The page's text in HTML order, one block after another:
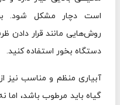
است دچار مشکل شود.
روش‌هایی مانند قرار دادن
دستگاه بخور استفاده کنید.
آبیاری منظم و مناسب
گیاه باید مرطوب باشد،